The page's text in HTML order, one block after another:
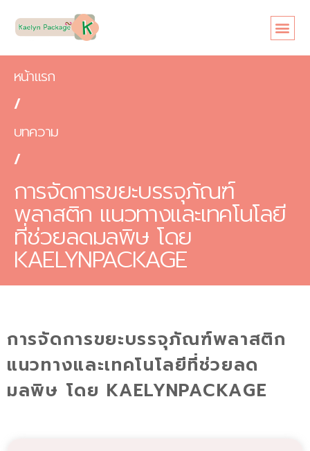
หน้าแรก
/
บทความ
/
การจัดการขยะบรรจุภัณฑ์
พลาสติก แนวทางและเทคโนโลยี
ที่ช่วยลดมลพิษ โดย
KAELYNPACKAGE
การจัดการขยะบรรจุภัณฑ์พลาสติก
แนวทางและเทคโนโลยีที่ช่วยลด
มลพิษ โดย KAELYNPACKAGE